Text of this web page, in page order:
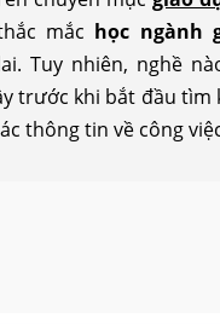
mắc học ngành
Tuy nhiên, nghề
trước khi bắt đầu tìm
thông tin về công